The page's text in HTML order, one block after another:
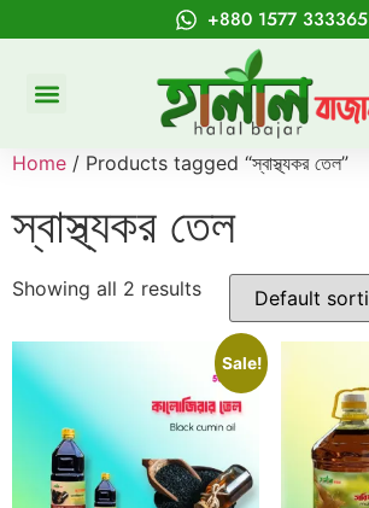
+880 1577 333365
Home / Products tagged “স্বাস্থ্যকর তেল”
স্বাস্থ্যকর তেল
Showing all 2 results
Sale!